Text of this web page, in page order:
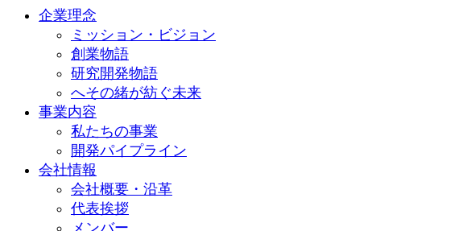
企業理念
ミッション・ビジョン
創業物語
研究開発物語
へその緒が紡ぐ未来
事業内容
私たちの事業
開発パイプライン
会社情報
会社概要・沿革
代表挨拶
メンバー